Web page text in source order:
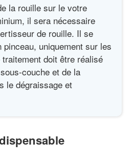
la rouille sur le votre
il sera nécessaire
de rouille. Il se
pinceau, uniquement sur les
doit être réalisé
couche et de la
le dégraissage et